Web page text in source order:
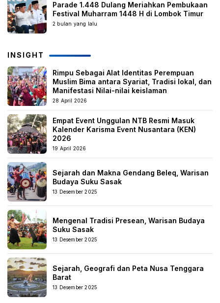
Parade 1.448 Dulang Meriahkan Pembukaan
Festival Muharram 1448 H di Lombok Timur
2 bulan yang lalu
INSIGHT
Rimpu Sebagai Alat Identitas Perempuan
Muslim Bima antara Syariat, Tradisi lokal, dan
Manifestasi Nilai-nilai keislaman
28 April 2026
Empat Event Unggulan NTB Resmi Masuk
Kalender Karisma Event Nusantara (KEN)
2026
19 April 2026
Sejarah dan Makna Gendang Beleq, Warisan
Budaya Suku Sasak
13 Desember 2025
Mengenal Tradisi Presean, Warisan Budaya
Suku Sasak
13 Desember 2025
Sejarah, Geografi dan Peta Nusa Tenggara
Barat
13 Desember 2025